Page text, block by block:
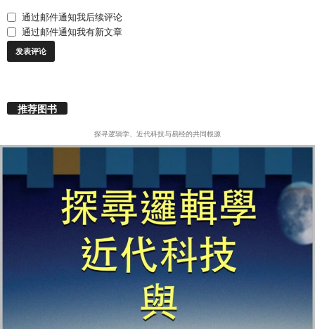
通过邮件通知我后续评论
通过邮件通知我有新文章
推荐图书
探寻逻辑学、近代科技与易经的共同根源